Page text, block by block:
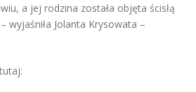
a jej rodzina została objęta ścisłą
wyjaśniła Jolanta Krysowata –